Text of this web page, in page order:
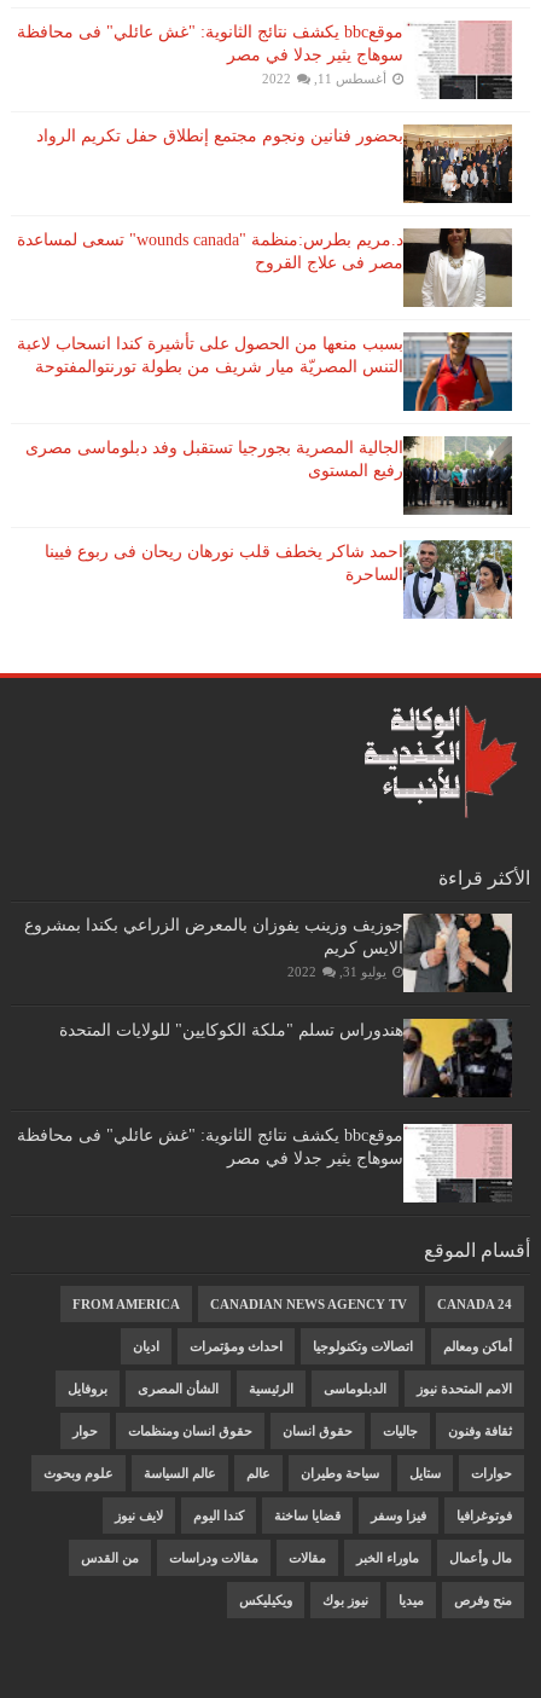
موقعbbc يكشف نتائج الثانوية: "غش عائلي" فى محافظة
سوهاج يثير جدلا في مصر
أغسطس 11, 2022
بحضور فنانين ونجوم مجتمع إنطلاق حفل تكريم الرواد
د.مريم بطرس:منظمة "wounds canada" تسعى لمساعدة
مصر فى علاج القروح
بسبب منعها من الحصول على تأشيرة كندا انسحاب لاعبة ​
التنس​ المصريّة ​ميار شريف​ من بطولة ​تورنتو​المفتوحة
الجالية المصرية بجورجيا تستقبل وفد دبلوماسى مصرى
رفيع المستوى
احمد شاكر يخطف قلب نورهان ريحان فى ربوع فيينا
الساحرة
الأكثر قراءة
جوزيف وزينب يفوزان بالمعرض الزراعي بكندا بمشروع
الايس كريم
يوليو 31, 2022
هندوراس تسلم "ملكة الكوكايين" للولايات المتحدة
موقعbbc يكشف نتائج الثانوية: "غش عائلي" فى محافظة
سوهاج يثير جدلا في مصر
أقسام الموقع
CANADA 24
CANADIAN NEWS AGENCY TV
FROM AMERICA
أماكن ومعالم اتصالات وتكنولوجيا احداث ومؤتمرات اديان
الامم المتحدة نيوز الدبلوماسى الرئيسية الشأن المصرى بروفايل
ثقافة وفنون جاليات حقوق انسان حقوق انسان ومنظمات حوار
حوارات ستايل سياحة وطيران عالم عالم السياسة علوم وبحوث
فوتوغرافيا فيزا وسفر قضايا ساخنة كندا اليوم لايف نيوز
مال وأعمال ماوراء الخبر مقالات مقالات ودراسات من القدس
منح وفرص ميديا نيوز بوك ويكيليكس